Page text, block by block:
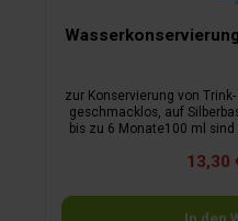
zur Konservierung von Trink- und
geschmacklos, auf Silberbasis konserviert das
bis zu 6 Monate100 ml
13,30